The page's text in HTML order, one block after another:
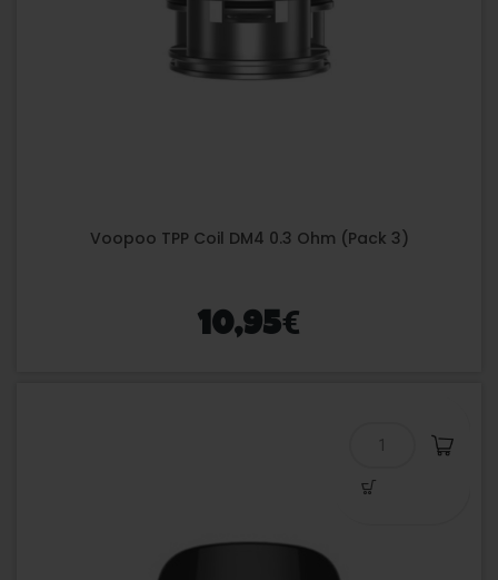
Voopoo TPP Coil DM4 0.3 Ohm (Pack 3)
10,95€